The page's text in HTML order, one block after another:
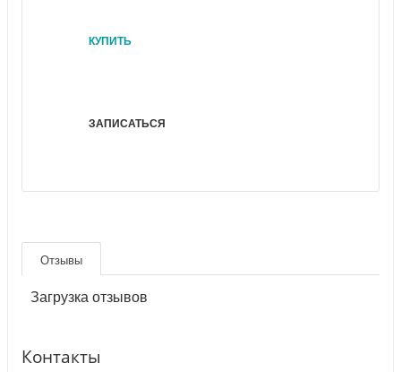
КУПИТЬ
ЗАПИСАТЬСЯ
Отзывы
Загрузка отзывов
Контакты